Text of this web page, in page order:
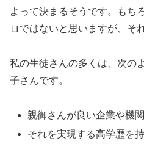
よって決まるそうです。もち
ロではないと思いますが、そ
私の生徒さんの多くは、次の
子さんです。
親御さんが良い企業や機
それを実現する高学歴を